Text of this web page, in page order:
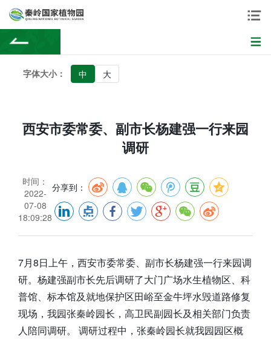
字体大小： 中 大
西安市委常委、副市长杨建强一行来园
调研
时间：
2022-
07-08
18:09:28
分享到：
7月8日上午，西安市委常委、副市长杨建强一行来园调
研。杨建强副市长先后调研了大门广场水生植物区、科
普馆、标本馆及就地保护区田峪至金牛坪水毁道路修复
现场，我园张秦岭园长，高卫民副园长及相关部门负责
人陪同调研。 调研过程中，张秦岭园长就我园园区概